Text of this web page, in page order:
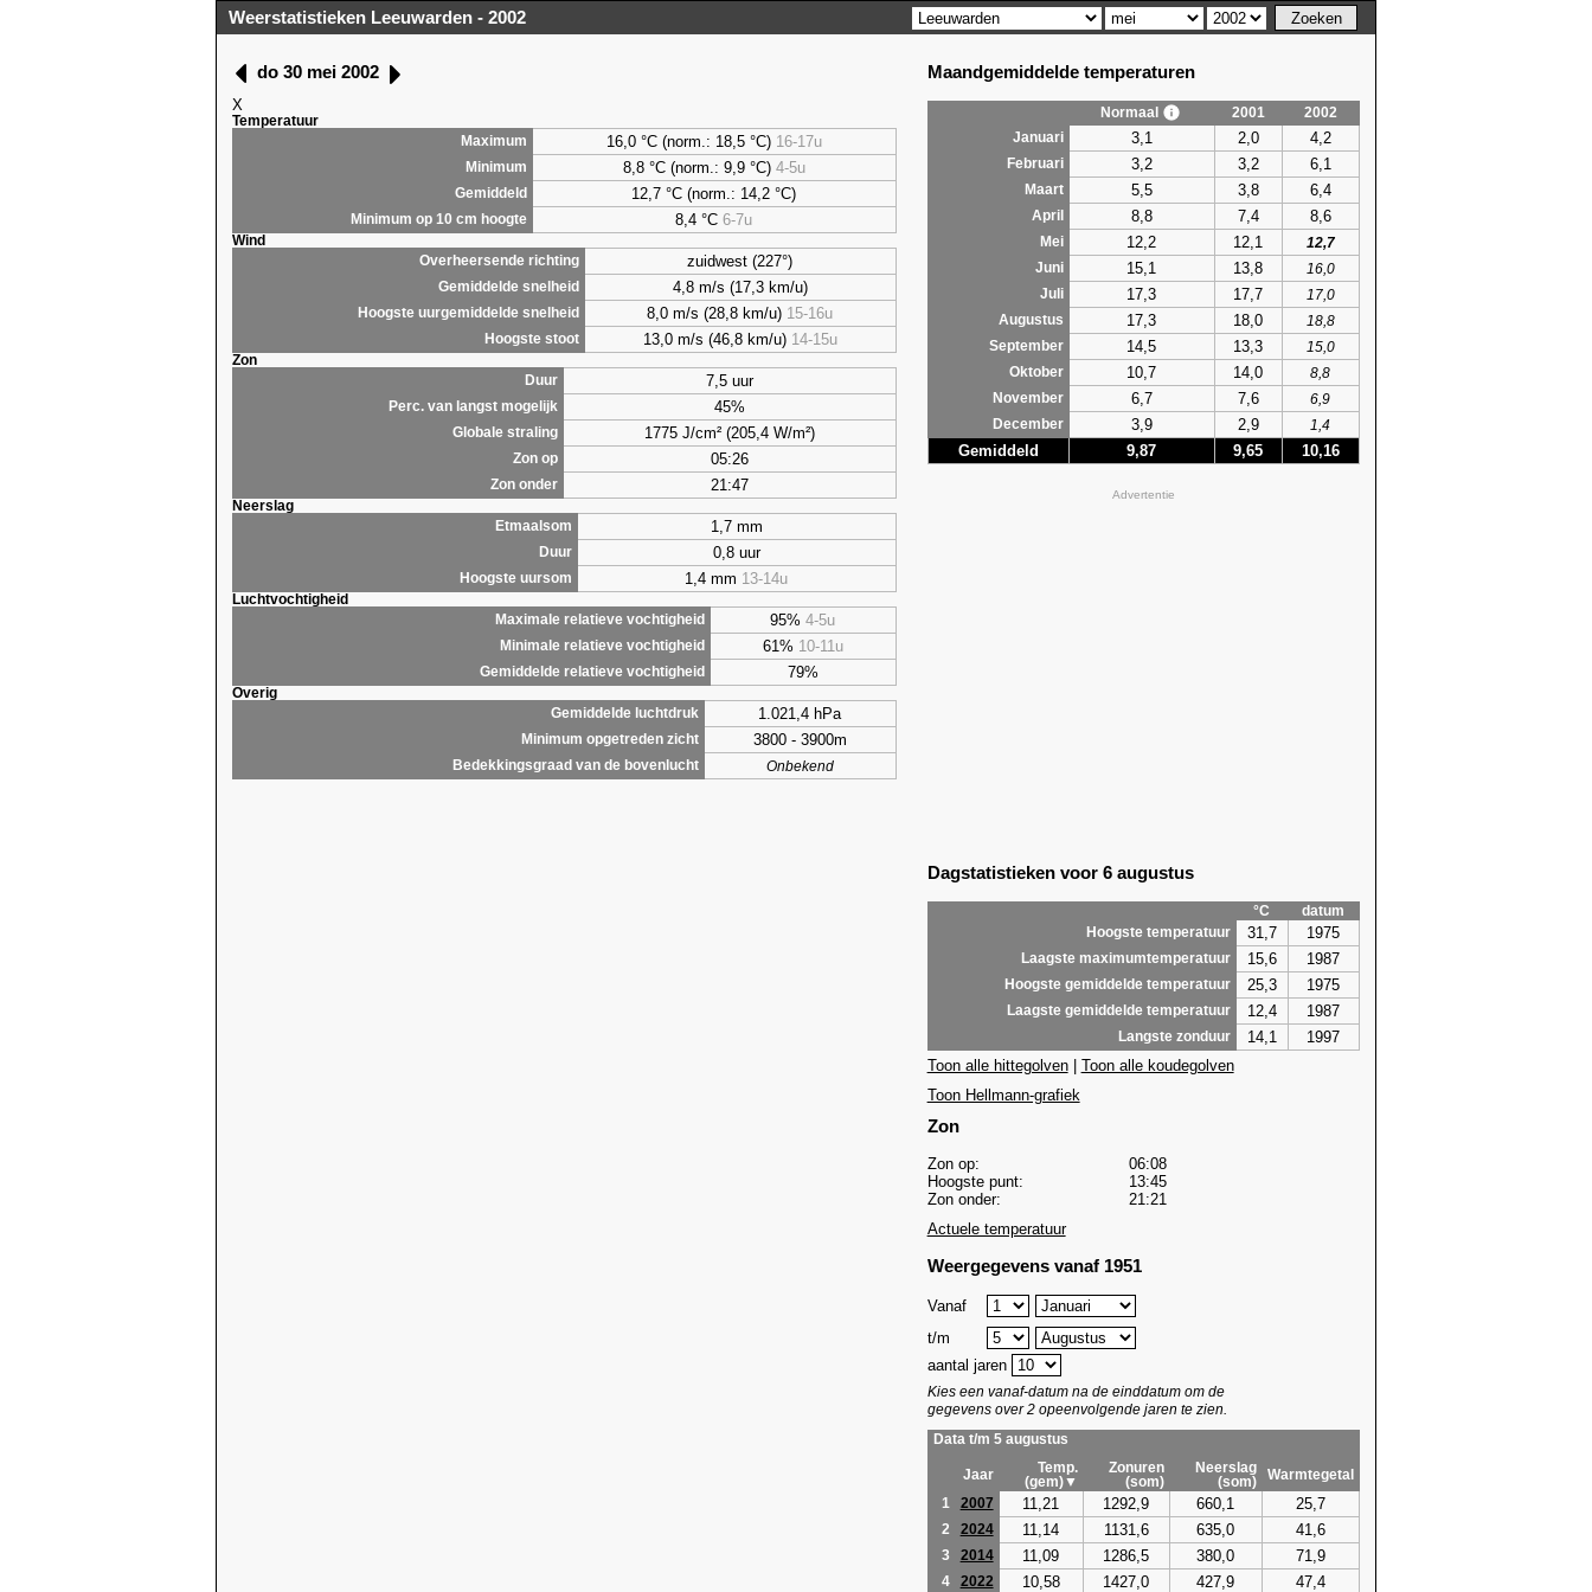
Weerstatistieken Leeuwarden - 2002
do 30 mei 2002
X
Temperatuur
Maximum
16,0 °C (norm.: 18,5 °C) 16-17u
Minimum 8,8°C (norm.: 9,9 °C) 4-5u
Gemiddeld 12,7 °C (norm.: 14,2 °C)
Minimum op 10 cm hoogte 8,4 °C6-7u
Wind
Overheersende richting
zuidwest (227°)
Gemiddelde snelheid 4,8 m/s (17,3 km/u)
Hoogste uurgemiddelde snelheid 8,0 m/s (28,8 km/u) 15-16u
Hoogste stoot 13,0 m/s (46,8 km/u) 14-15u
Zon
Duur
7,5 uur
Perc. van langst mogelijk 45%
Globale straling 1775 J/cm² (205,4 W/m²)
Zon op 05:26
Zon onder 21:47
Neerslag
Etmaalsom
1,7 mm
Duur 0,8 uur
Hoogste uursom 1,4 mm 13-14u
Luchtvochtigheid
Maximale relatieve vochtigheid
95%4-5u
Minimale relatieve vochtigheid 61% 10-11u
Gemiddelde relatieve vochtigheid 79%
Overig
Gemiddelde luchtdruk
1.021,4 hPa
Minimum opgetreden zicht 3800 - 3900m
Bedekkingsgraad van de bovenlucht Onbekend
Maandgemiddelde temperaturen
Normaal 2001
2002
Januari
3,1 2,0 4,2
Februari 3,2 3,2 6,1
Maart 5,5 3,8 6,4
April 8,8 7,4 8,6
Mei 12,2 12,1
12,7
Juni
15,1 13,8
16,0
Juli
17,3 17,7
17,0
Augustus
17,3 18,0
18,8
September
14,5 13,3
15,0
Oktober
10,7 14,0
8,8
November
6,7 7,6
6,9
December
3,9 2,9 1,4
Gemiddeld 9,87 9,65 10,16
Advertentie
Dagstatistieken voor 6 augustus
°C
datum
Hoogste temperatuur
31,7 1975
Laagste maximumtemperatuur 15,6 1987
Hoogste gemiddelde temperatuur 25,3 1975
Laagste gemiddelde temperatuur 12,4 1987
Langste zonduur 14,1
1997
Toon alle hittegolven| Toon alle koudegolven
Toon Hellmann-grafiek
Zon
Zon op:
06:08
Hoogste punt:
13:45
Zon onder:
21:21
Actuele temperatuur
Weergegevens vanaf 1951
Vanaf
t/m
aantal jaren
Kies een vanaf-datum na de einddatum om de
gegevens over 2 opeenvolgende jaren te zien.
Data t/m 5 augustus
Jaar
Temp.
(gem)▼
Zonuren
(som)
Neerslag
(som)
Warmtegetal
1
2007 11,21 1292,9 660,1 25,7
2 2024 11,14 1131,6 635,0 41,6
3 2014 11,09 1286,5 380,0 71,9
4 2022 10,58 1427,0 427,9 47,4